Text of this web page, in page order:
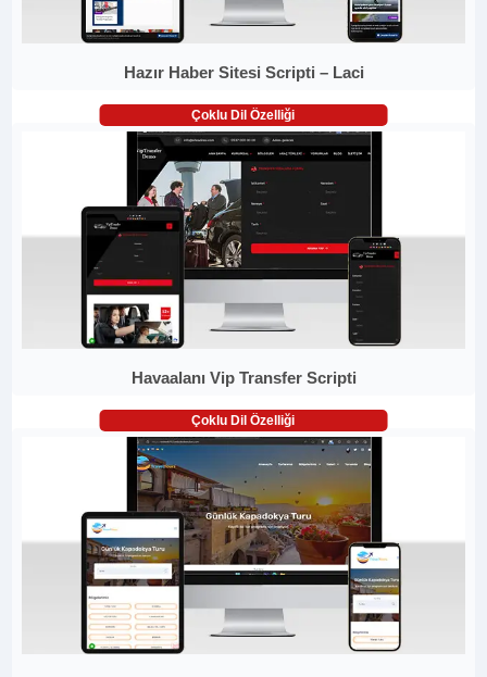
Hazır Haber Sitesi Scripti – Laci
Çoklu Dil Özelliği
Havaalanı Vip Transfer Scripti
Çoklu Dil Özelliği